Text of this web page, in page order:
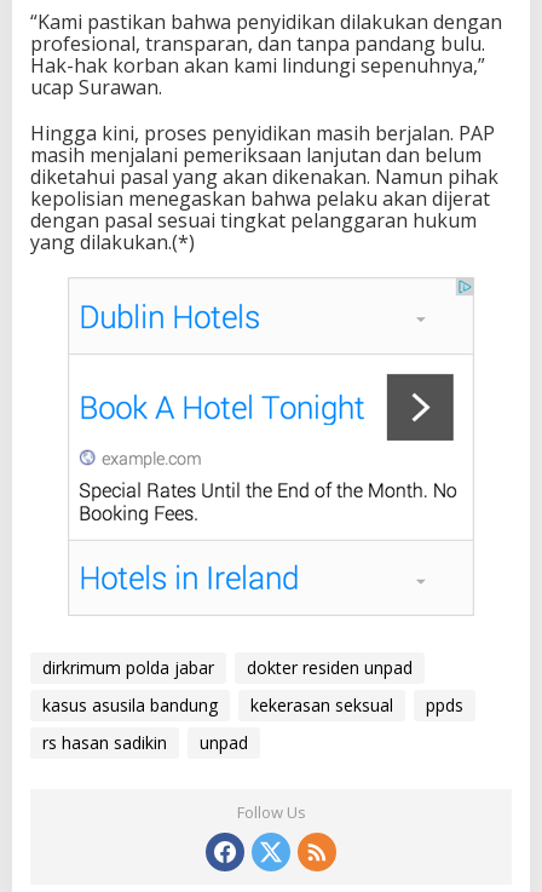
“Kami pastikan bahwa penyidikan dilakukan dengan
profesional, transparan, dan tanpa pandang bulu.
Hak-hak korban akan kami lindungi sepenuhnya,”
ucap Surawan.
Hingga kini, proses penyidikan masih berjalan. PAP
masih menjalani pemeriksaan lanjutan dan belum
diketahui pasal yang akan dikenakan. Namun pihak
kepolisian menegaskan bahwa pelaku akan dijerat
dengan pasal sesuai tingkat pelanggaran hukum
yang dilakukan.(*)
dirkrimum polda jabar
dokter residen unpad
kasus asusila bandung
kekerasan seksual
ppds
rs hasan sadikin
unpad
Follow Us